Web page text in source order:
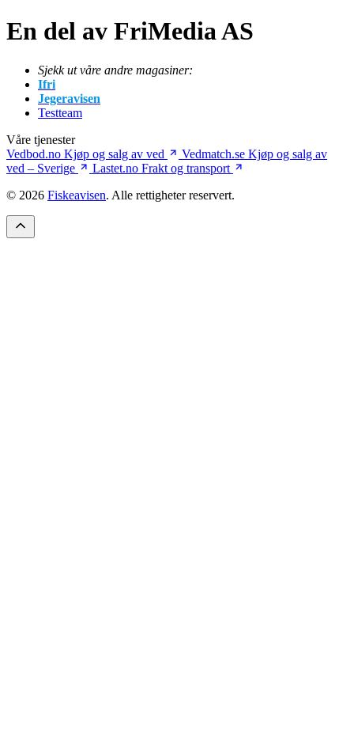
En del av FriMedia AS
Sjekk ut våre andre magasiner:
Ifri
Jegeravisen
Testteam
Våre tjenester
Vedbod.no Kjøp og salg av ved Vedmatch.se Kjøp og salg av
ved – Sverige
Lastet.no Frakt og transport
© 2026 Fiskeavisen. Alle rettigheter reservert.